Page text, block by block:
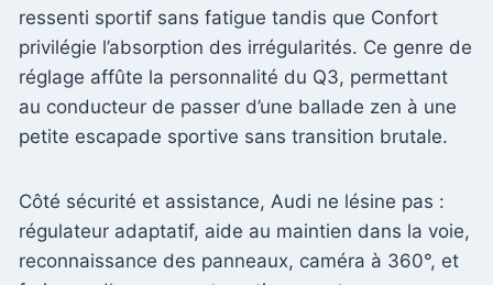
ressenti sportif sans fatigue tandis que Confort
privilégie l’absorption des irrégularités. Ce genre de
réglage affûte la personnalité du Q3, permettant
au conducteur de passer d’une ballade zen à une
petite escapade sportive sans transition brutale.
Côté sécurité et assistance, Audi ne lésine pas :
régulateur adaptatif, aide au maintien dans la voie,
reconnaissance des panneaux, caméra à 360°, et